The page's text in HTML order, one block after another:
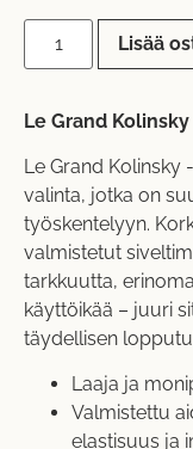
Lisää
Le Grand
Le Grand Kolinsky
valinta, jotka on
työskentelyyn.
valmistetut
tarkkuutta,
käyttöikää – juuri
täydellisen
Laaja ja
Valmistettu
elastisuus ja